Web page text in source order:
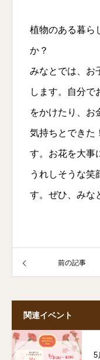
植物のある暮ら
か？
みなとでは、お
します。自分で
をかけたり、お
気持ちとできた
す。お花を大事
うれしそうな笑
す。ぜひ、みな
前の記事
関連イベント
5